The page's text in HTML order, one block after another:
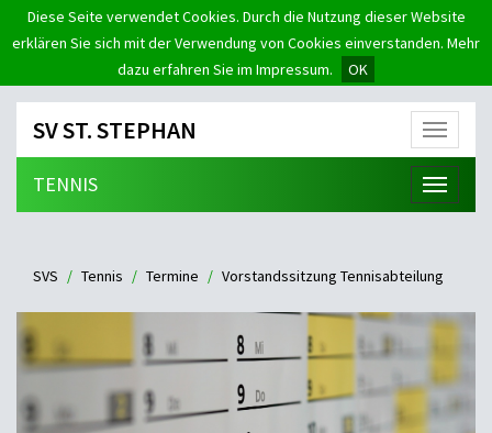
Diese Seite verwendet Cookies. Durch die Nutzung dieser Website
erklären Sie sich mit der Verwendung von Cookies einverstanden. Mehr
dazu erfahren Sie im Impressum.
OK
Menü
SV ST. STEPHAN
Menü
TENNIS
SVS Tennis Termine Vorstandssitzung Tennisabteilung